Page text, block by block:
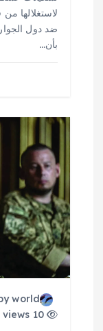
لاستغلالها
ضد دول
بأن…
world
10 views